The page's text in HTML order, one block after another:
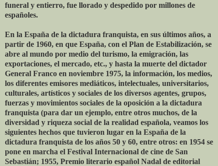
funeral y entierro, fue llorado y despedido por millones de
españoles.
En la España de la dictadura franquista, en sus últimos años, a
partir de 1960, en que España, con el Plan de Estabilización, se
abre al mundo por medio del turismo, la emigración, las
exportaciones, el mercado, etc., y hasta la muerte del dictador
General Franco en noviembre 1975, la información, los medios,
los diferentes emisores mediáticos, intelectuales, universitarios,
culturales, artísticos y sociales de los diversos agentes, grupos,
fuerzas y movimientos sociales de la oposición a la dictadura
franquista (para dar un ejemplo, entre otros muchos, de la
diversidad y riqueza social de la realidad española, veamos los
siguientes hechos que tuvieron lugar en la España de la
dictadura franquista de los años 50 y 60, entre otros: en 1954 se
pone en marcha el Festival Internacional de cine de San
Sebastián; 1955, Premio literario español Nadal de editorial